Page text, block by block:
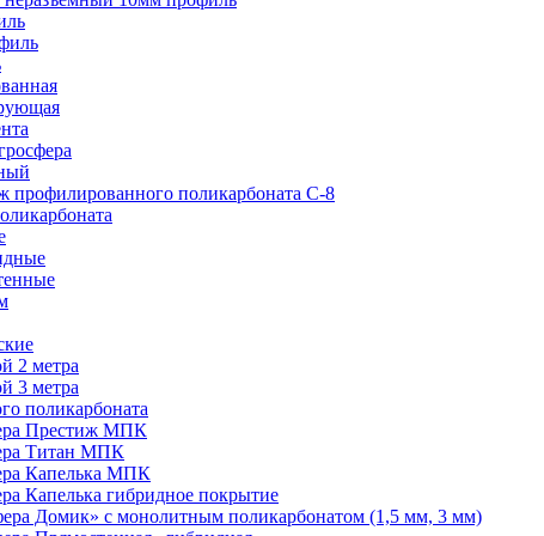
профилированного поликарбоната С-8
2 метра
3 метра
поликарбоната
Престиж МПК
Титан МПК
Капелька МПК
Капелька гибридное покрытие
Домик» с монолитным поликарбонатом (1,5 мм, 3 мм)